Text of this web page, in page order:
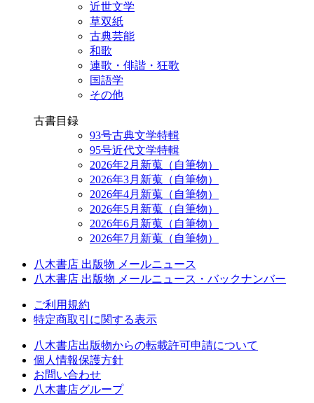
近世文学
草双紙
古典芸能
和歌
連歌・俳諧・狂歌
国語学
その他
古書目録
93号古典文学特輯
95号近代文学特輯
2026年2月新蒐（自筆物）
2026年3月新蒐（自筆物）
2026年4月新蒐（自筆物）
2026年5月新蒐（自筆物）
2026年6月新蒐（自筆物）
2026年7月新蒐（自筆物）
八木書店 出版物 メールニュース
八木書店 出版物 メールニュース・バックナンバー
ご利用規約
特定商取引に関する表示
八木書店出版物からの転載許可申請について
個人情報保護方針
お問い合わせ
八木書店グループ